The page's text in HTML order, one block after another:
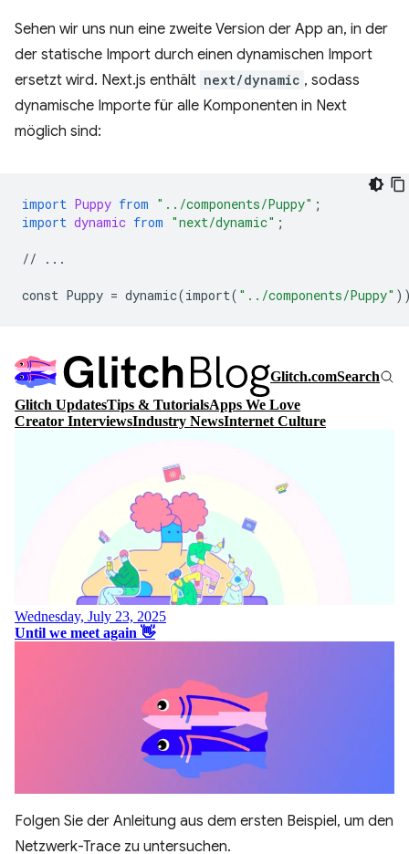
Sehen wir uns nun eine zweite Version der App an, in der
der statische Import durch einen dynamischen Import
ersetzt wird. Next.js enthält next/dynamic , sodass
dynamische Importe für alle Komponenten in Next
möglich sind:
import Puppy from "../components/Puppy" ;
import dynamic from "next/dynamic" ;
// ...
const Puppy = dynamic(import( "../components/Puppy"
Folgen Sie der Anleitung aus dem ersten Beispiel, um den
Netzwerk-Trace zu untersuchen.